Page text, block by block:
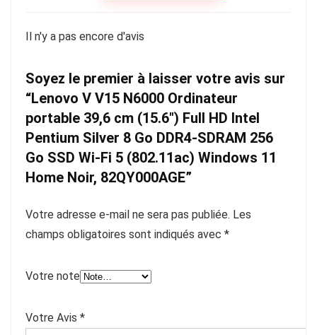
Il n'y a pas encore d'avis
Soyez le premier à laisser votre avis sur
“Lenovo V V15 N6000 Ordinateur
portable 39,6 cm (15.6″) Full HD Intel
Pentium Silver 8 Go DDR4-SDRAM 256
Go SSD Wi-Fi 5 (802.11ac) Windows 11
Home Noir, 82QY000AGE”
Votre adresse e-mail ne sera pas publiée. Les
champs obligatoires sont indiqués avec *
Votre note
Votre Avis *